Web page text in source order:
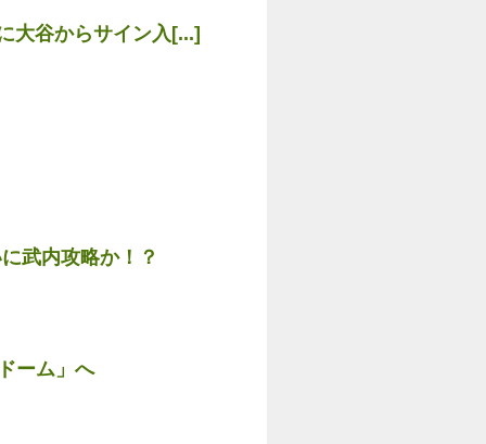
大谷からサイン入[...]
武内攻略か！？
ーム」へ